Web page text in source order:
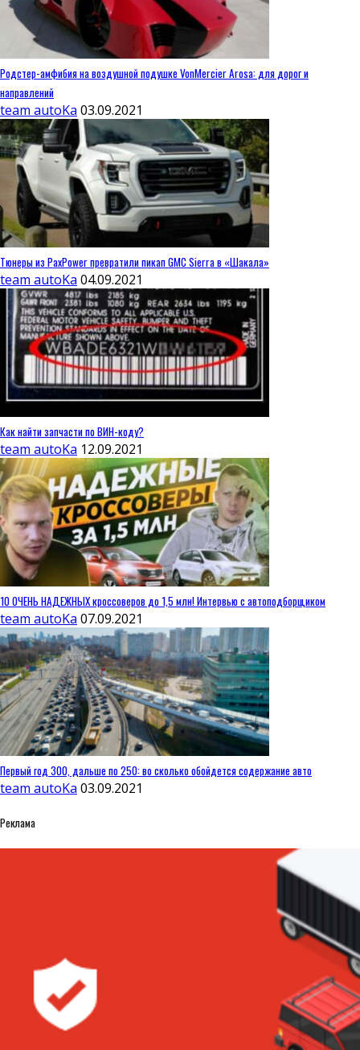
Родстер-амфибия на воздушной подушке VonMercier Arosa: для дорог и
направлений
team autoKa 03.09.2021
Тюнеры из PaxPower превратили пикап GMC Sierra в «Шакала»
team autoKa 04.09.2021
Как найти запчасти по ВИН-коду?
team autoKa 12.09.2021
10 ОЧЕНЬ НАДЕЖНЫХ кроссоверов до 1,5 млн! Интервью с автоподборщиком
team autoKa 07.09.2021
Первый год 300, дальше по 250: во сколько обойдется содержание авто
team autoKa 03.09.2021
Реклама